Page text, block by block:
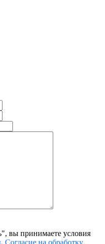
вы принимаете условия
, Согласие на обработку